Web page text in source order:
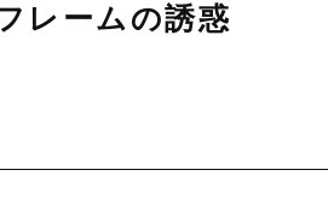
レームの誘惑